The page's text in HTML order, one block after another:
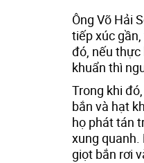
Ông Võ Hải
tiếp xúc
đó, nếu thực
khuẩn thì
Trong khi
bắn và hạt
họ phát tán
xung quanh.
giọt bắn rơi